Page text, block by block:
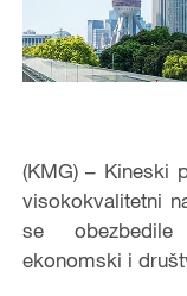
(KMG) – Kineski
visokokvalitetni
se
ekonomski i